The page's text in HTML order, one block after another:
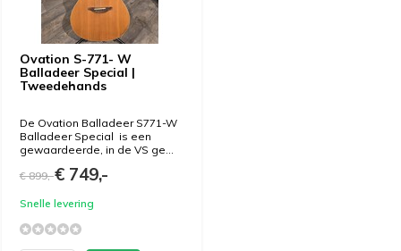
Ovation S-771- W
Balladeer Special |
Tweedehands
De Ovation Balladeer S771-W
Balladeer Special is een
gewaardeerde, in de VS ge...
€ 899,-€ 749,-
Snelle levering